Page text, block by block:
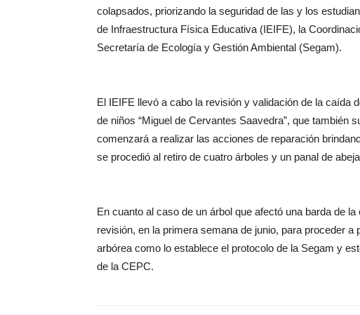
colapsados, priorizando la seguridad de las y los
de Infraestructura Física Educativa (IEIFE), la
Secretaría de Ecología y Gestión Ambiental (Segam).
El IEIFE llevó a cabo la revisión y validación de la caída
de niños “Miguel de Cervantes Saavedra”, que también
comenzará a realizar las acciones de reparación
se procedió al retiro de cuatro árboles y un panal de
En cuanto al caso de un árbol que afectó una barda de
revisión, en la primera semana de junio, para proceder
arbórea como lo establece el protocolo de la Segam y
de la CEPC.